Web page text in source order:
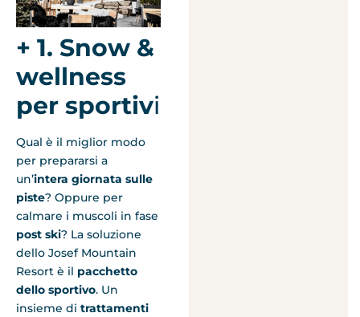
+ 1. Snow &
wellness
per sportivi
Qual è il miglior modo
per prepararsi a
un’intera giornata sulle
piste? Oppure per
calmare i muscoli in fase
post ski? La soluzione
dello Josef Mountain
Resort è il pacchetto
dello sportivo. Un
insieme di trattamenti